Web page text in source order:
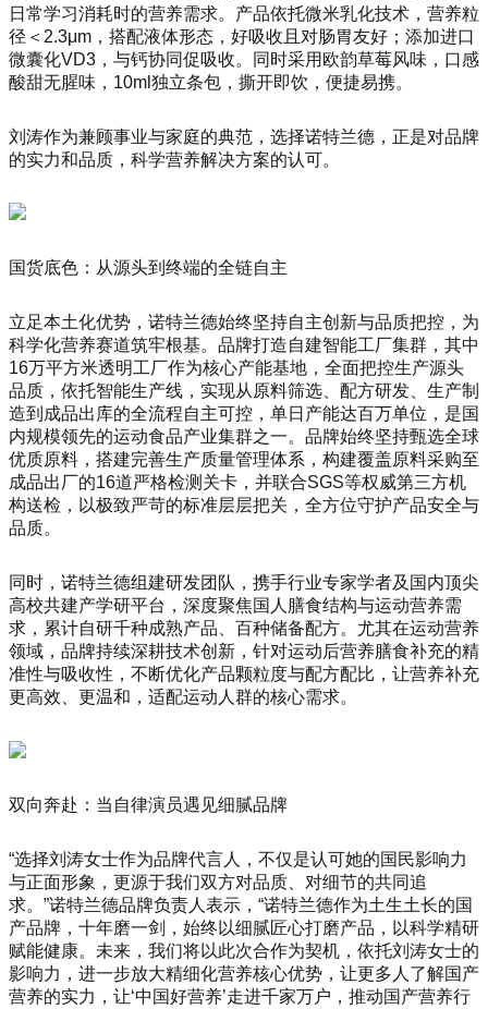
日常学习消耗时的营养需求。产品依托微米乳化技术，营养粒
径＜2.3μm，搭配液体形态，好吸收且对肠胃友好；添加进口
微囊化VD3，与钙协同促吸收。同时采用欧韵草莓风味，口感
酸甜无腥味，10ml独立条包，撕开即饮，便捷易携。
刘涛作为兼顾事业与家庭的典范，选择诺特兰德，正是对品牌
的实力和品质，科学营养解决方案的认可。
国货底色：从源头到终端的全链自主
立足本土化优势，诺特兰德始终坚持自主创新与品质把控，为
科学化营养赛道筑牢根基。品牌打造自建智能工厂集群，其中
16万平方米透明工厂作为核心产能基地，全面把控生产源头
品质，依托智能生产线，实现从原料筛选、配方研发、生产制
造到成品出库的全流程自主可控，单日产能达百万单位，是国
内规模领先的运动食品产业集群之一。品牌始终坚持甄选全球
优质原料，搭建完善生产质量管理体系，构建覆盖原料采购至
成品出厂的16道严格检测关卡，并联合SGS等权威第三方机
构送检，以极致严苛的标准层层把关，全方位守护产品安全与
品质。
同时，诺特兰德组建研发团队，携手行业专家学者及国内顶尖
高校共建产学研平台，深度聚焦国人膳食结构与运动营养需
求，累计自研千种成熟产品、百种储备配方。尤其在运动营养
领域，品牌持续深耕技术创新，针对运动后营养膳食补充的精
准性与吸收性，不断优化产品颗粒度与配方配比，让营养补充
更高效、更温和，适配运动人群的核心需求。
双向奔赴：当自律演员遇见细腻品牌
“选择刘涛女士作为品牌代言人，不仅是认可她的国民影响力
与正面形象，更源于我们双方对品质、对细节的共同追
求。”诺特兰德品牌负责人表示，“诺特兰德作为土生土长的国
产品牌，十年磨一剑，始终以细腻匠心打磨产品，以科学精研
赋能健康。未来，我们将以此次合作为契机，依托刘涛女士的
影响力，进一步放大精细化营养核心优势，让更多人了解国产
营养的实力，让‘中国好营养’走进千家万户，推动国产营养行